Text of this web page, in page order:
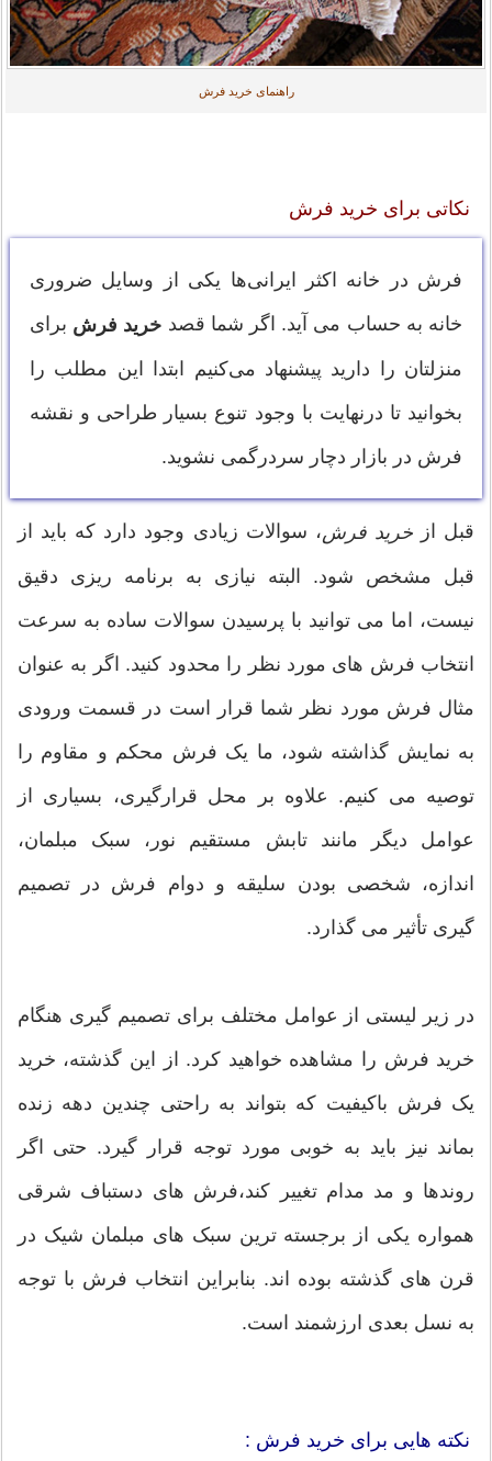
راهنمای خرید فرش
نکاتی برای خرید فرش
فرش در خانه اکثر ایرانی‌ها یکی از وسایل ضروری
خانه به حساب می آید. اگر شما قصد خرید فرش برای
منزلتان را دارید پیشنهاد می‌کنیم ابتدا این مطلب را
بخوانید تا درنهایت با وجود تنوع بسیار طراحی و نقشه
فرش در بازار دچار سردرگمی نشوید.
قبل از خرید فرش، سوالات زیادی وجود دارد که باید از
قبل مشخص شود. البته نیازی به برنامه ریزی دقیق
نیست، اما می توانید با پرسیدن سوالات ساده به سرعت
انتخاب فرش های مورد نظر را محدود کنید. اگر به عنوان
مثال فرش مورد نظر شما قرار است در قسمت ورودی
به نمایش گذاشته شود، ما یک فرش محکم و مقاوم را
توصیه می کنیم. علاوه بر محل قرارگیری، بسیاری از
عوامل دیگر مانند تابش مستقیم نور، سبک مبلمان،
اندازه، شخصی بودن سلیقه و دوام فرش در تصمیم
گیری تأثیر می گذارد.
در زیر لیستی از عوامل مختلف برای تصمیم گیری هنگام
خرید فرش را مشاهده خواهید کرد. از این گذشته، خرید
یک فرش باکیفیت که بتواند به راحتی چندین دهه زنده
بماند نیز باید به خوبی مورد توجه قرار گیرد. حتی اگر
روندها و مد مدام تغییر کند،فرش های دستباف شرقی
همواره یکی از برجسته ترین سبک های مبلمان شیک در
قرن های گذشته بوده اند. بنابراین انتخاب فرش با توجه
به نسل بعدی ارزشمند است.
نکته هایی برای خرید فرش :